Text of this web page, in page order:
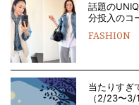
話題の
分投入のコ
FASHION
当たりすぎ
（2/23〜